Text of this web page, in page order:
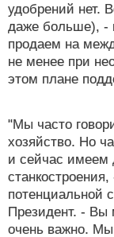
удобрений нет.
даже больше), -
продаем на
не менее при
этом плане
"Мы часто
хозяйство. Но
и сейчас имеем
потенциальной
Президент. - Вы
очень важно.